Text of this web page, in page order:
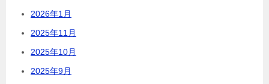
2026年1月
2025年11月
2025年10月
2025年9月